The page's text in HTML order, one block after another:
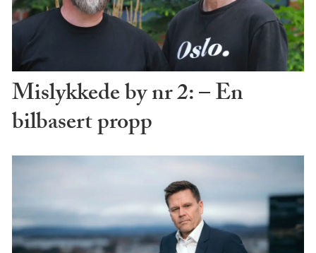
Mislykkede by nr 2: – En
bilbasert propp